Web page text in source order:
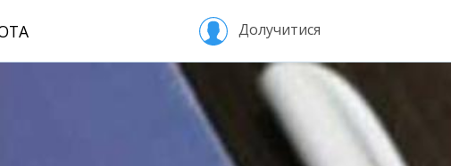
Долучитися